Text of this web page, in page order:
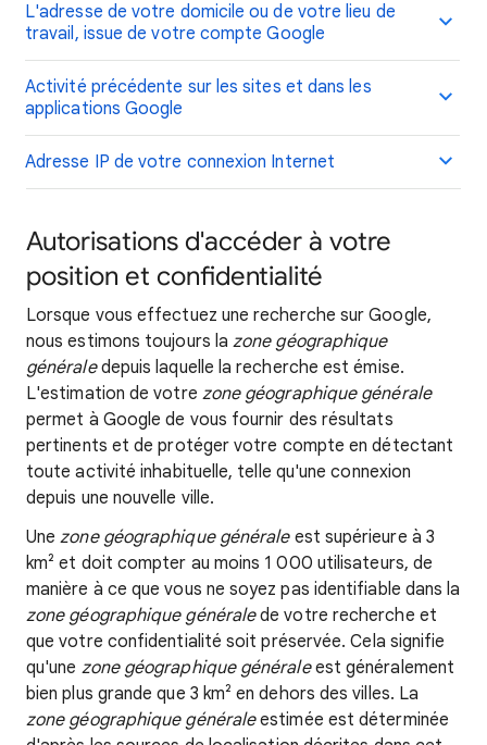
L'adresse de votre domicile ou de votre lieu de
travail, issue de votre compte Google
Activité précédente sur les sites et dans les
applications Google
Adresse IP de votre connexion Internet
Autorisations d'accéder à votre
position et confidentialité
Lorsque vous effectuez une recherche sur Google,
nous estimons toujours lazone géographique
généraledepuis laquelle la recherche est émise.
L'estimation de votre zone géographique générale
permet à Google de vous fournir des résultats
pertinents et de protéger votre compte en détectant
toute activité inhabituelle, telle qu'une connexion
depuis une nouvelle ville.
Unezone géographique généraleest supérieure à 3
km² et doit compter au moins 1 000 utilisateurs, de
manière à ce que vous ne soyez pas identifiable dans la
zone géographique généralede votre recherche et
que votre confidentialité soit préservée. Cela signifie
qu'une zone géographique généraleest généralement
bien plus grande que 3 km² en dehors des villes. La
zone géographique généraleestimée est déterminée